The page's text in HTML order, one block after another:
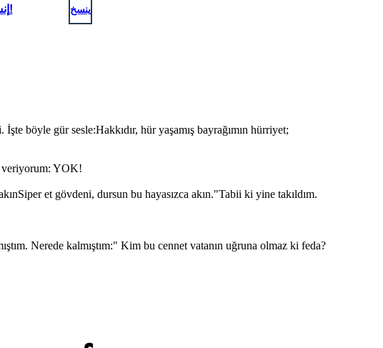
إنشاء الخاصة بك! ينسخ
böyle gür sesle:Hakkıdır, hür yaşamış bayrağımın hürriyet;
veriyorum: YOK!
et gövdeni, dursun bu hayasızca akın."Tabii ki yine takıldım.
Nerede kalmıştım:" Kim bu cennet vatanın uğruna olmaz ki feda?